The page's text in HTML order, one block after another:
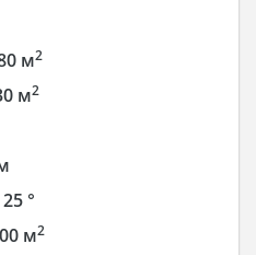
м2
м2
25 °
м2